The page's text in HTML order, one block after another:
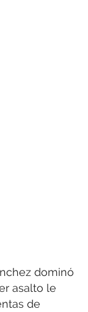
dominó
asalto le
de